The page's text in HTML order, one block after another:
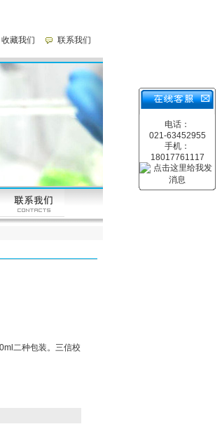
收藏我们 联系我们
电话：
021-63452955
手机：
18017761117
二种包装。三信校